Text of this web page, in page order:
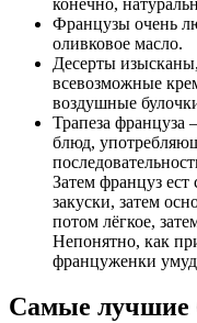
Французы очень
оливковое масло.
Десерты
всевозможные
воздушные
Трапеза француза
блюд,
Затем француз ест
закуски, затем
потом лёгкое,
Непонятно, как
француженки
Самые лучшие